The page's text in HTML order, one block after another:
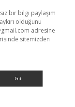
bir bilgi paylaşım
olduğunu
adresine
sitemizden